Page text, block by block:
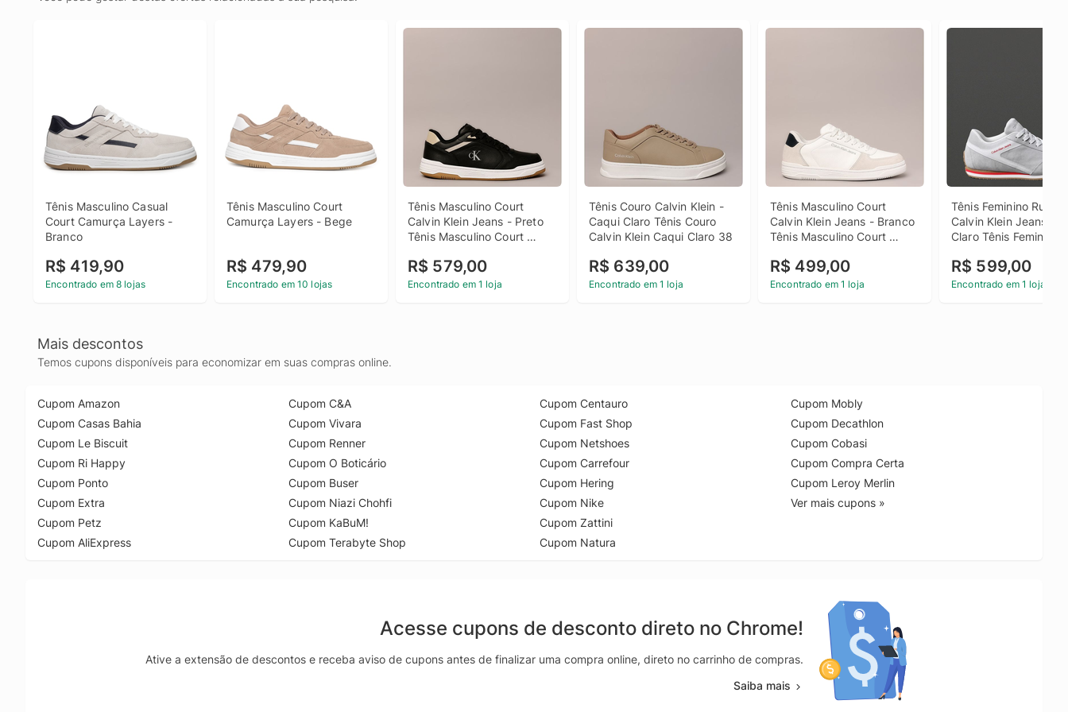
Tênis Masculino Casual
Court Camurça Layers -
Branco
R$ 419,90
Encontrado em 8 lojas
Tênis Masculino Court
Camurça Layers - Bege
R$ 479,90
Encontrado em 10 lojas
Tênis Masculino Court
Calvin Klein Jeans - Preto
Tênis Masculino Court
R$ 579,00
Encontrado em 1 loja
Tênis Couro Calvin Klein -
Caqui Claro Tênis Couro
Calvin Klein Caqui Claro 38
R$ 639,00
Encontrado em 1 loja
Tênis Masculino Court
Calvin Klein Jeans - Branco
Tênis Masculino Court
38
R$ 499,00
Encontrado em 1 loja
Tênis Feminino
Calvin Klein Jeans -
Claro Tênis Feminino
Cinza Claro 36
R$ 599,00
Encontrado em 1 loja
Mais descontos
Temos cupons disponíveis para economizar em suas compras online.
Cupom Amazon
Cupom Casas Bahia
Cupom Le Biscuit
Cupom Ri Happy
Cupom Ponto
Cupom Extra
Cupom Petz
Cupom AliExpress
Cupom C&A
Cupom Vivara
Cupom Renner
Cupom O Boticário
Cupom Buser
Cupom Niazi Chohfi
Cupom KaBuM!
Cupom Terabyte Shop
Cupom Centauro
Cupom Fast Shop
Cupom Netshoes
Cupom Carrefour
Cupom Hering
Cupom Nike
Cupom Zattini
Cupom Natura
Cupom Mobly
Cupom Decathlon
Cupom Cobasi
Cupom Compra Certa
Cupom Leroy Merlin
Ver mais cupons »
Acesse cupons de desconto direto no Chrome!
Ative a extensão de descontos e receba aviso de cupons antes de finalizar uma compra online, direto no carrinho de compras.
Saiba mais